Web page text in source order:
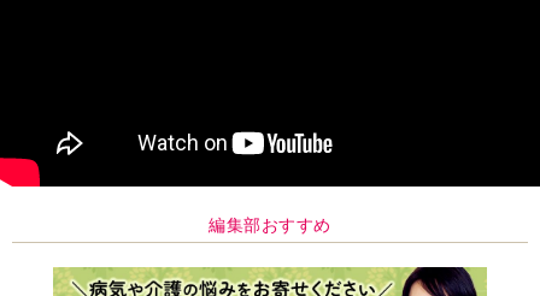
編集部おすすめ